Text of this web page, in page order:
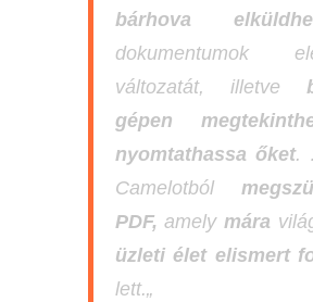
bárhova
dokumentumok
változatát, illetve
gépen
nyomtathassa őket.
Camelotból
PDF, amelymára
üzleti élet elismert
lett.„